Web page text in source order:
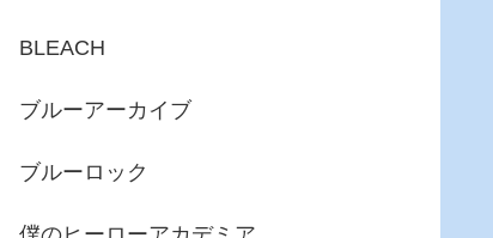
BLEACH
ブルーアーカイブ
ブルーロック